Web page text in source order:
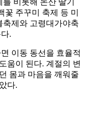
비롯해 논산 딸기
주꾸미 축제 등 미
축제와 고령대가야축
.
이동 동선을 효율적
움이 된다. 계절의 변
몸과 마음을 깨워줄
다.